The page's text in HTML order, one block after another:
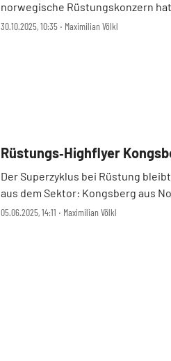
30.10.2025, 10:35 ‧ Maximilian Völkl
norwegische Rüstungskonzern
spannende News: Die Marinesparte
05.06.2025, 14:11 ‧ Maximilian Völkl
Rüstungs‑Highflyer
Der Superzyklus bei Rüstung
aus dem Sektor: Kongsberg aus
Großauftrag aus Deutschland zu